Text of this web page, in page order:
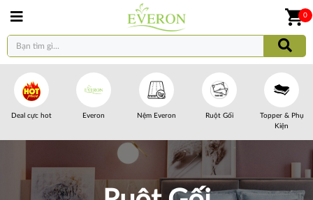
0
Deal cực hot Everon Nệm Everon Ruột Gối
Topper & Phụ
Kiện